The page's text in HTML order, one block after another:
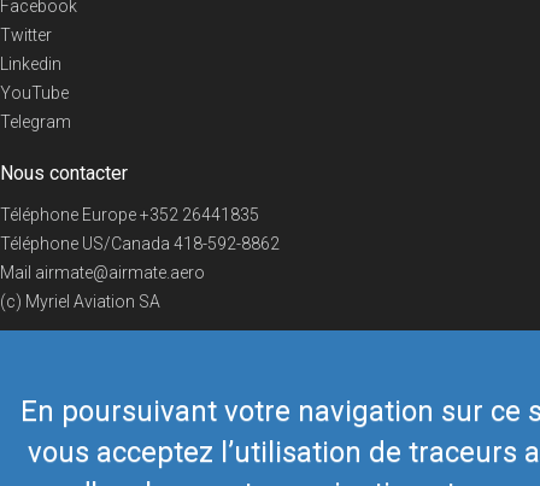
En poursuivant votre navigation sur ce
vous acceptez l’utilisation de traceurs
Facebook
Twitter
Linkedin
YouTube
Telegram
Nous contacter
Téléphone Europe+352 26441835
Téléphone US/Canada 418-592-8862
Mail airmate@airmate.aero
(c) Myriel Aviation SA
© 2019 Airmate - Conditions d'utilisation - Vie privée Back to top